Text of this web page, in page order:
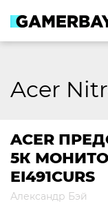
content
Acer
ACER
5К
EI491CURS
Александр Бэй